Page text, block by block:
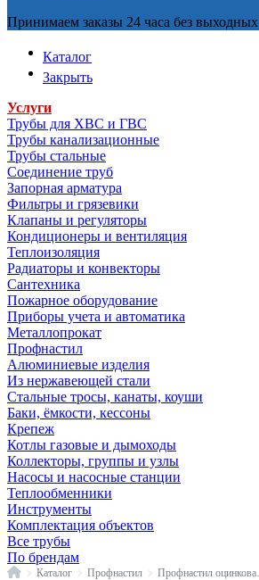
Принимаем заказы 24 часа без выходных
Каталог
Закрыть
Услуги
Трубы для ХВС и ГВС
Трубы канализационные
Трубы стальные
Соединение труб
Запорная арматура
Фильтры и грязевики
Клапаны и регуляторы
Кондиционеры и вентиляция
Теплоизоляция
Радиаторы и конвекторы
Сантехника
Пожарное оборудование
Приборы учета и автоматика
Металлопрокат
Профнастил
Алюминиевые изделия
Из нержавеющей стали
Стальные тросы, канаты, коуши
Баки, ёмкости, кессоны
Крепеж
Котлы газовые и дымоходы
Коллекторы, группы и узлы
Насосы и насосные станции
Теплообменники
Инструменты
Комплектация объектов
Все трубы
По брендам
ГлавнаяКаталог Профнастил